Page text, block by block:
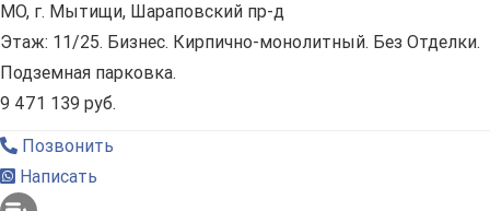
МО, г. Мытищи, Шараповский пр-д
Этаж: 11/25. Бизнес. Кирпично-монолитный. Без Отделки.
Подземная парковка.
9 471 139 руб.
Позвонить
Написать